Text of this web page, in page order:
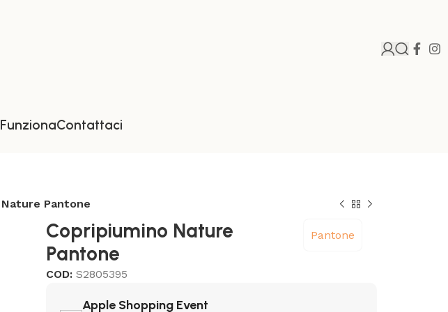
Contattaci
Pantone
Copripiumino Nature
Pantone
Pantone
COD: S2805395
Apple Shopping Event